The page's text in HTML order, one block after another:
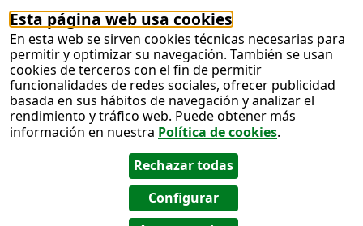
Esta página web usa cookies
En esta web se sirven cookies técnicas necesarias para
permitir y optimizar su navegación. También se usan
cookies de terceros con el fin de permitir
funcionalidades de redes sociales, ofrecer publicidad
basada en sus hábitos de navegación y analizar el
rendimiento y tráfico web. Puede obtener más
información en nuestra Política de cookies.